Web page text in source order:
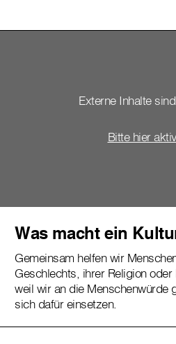
Externe Inhalte
Bitte hier
Was macht ein
Gemeinsam helfen wir
Geschlechts, ihrer Religion oder
weil wir an die Menschenwürde
sich dafür einsetzen.